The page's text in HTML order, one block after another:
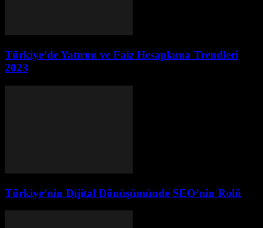
Türkiye’de Yatırım ve Faiz Hesaplama Trendleri
2023
Türkiye’nin Dijital Dönüşümünde SEO’nin Rolü